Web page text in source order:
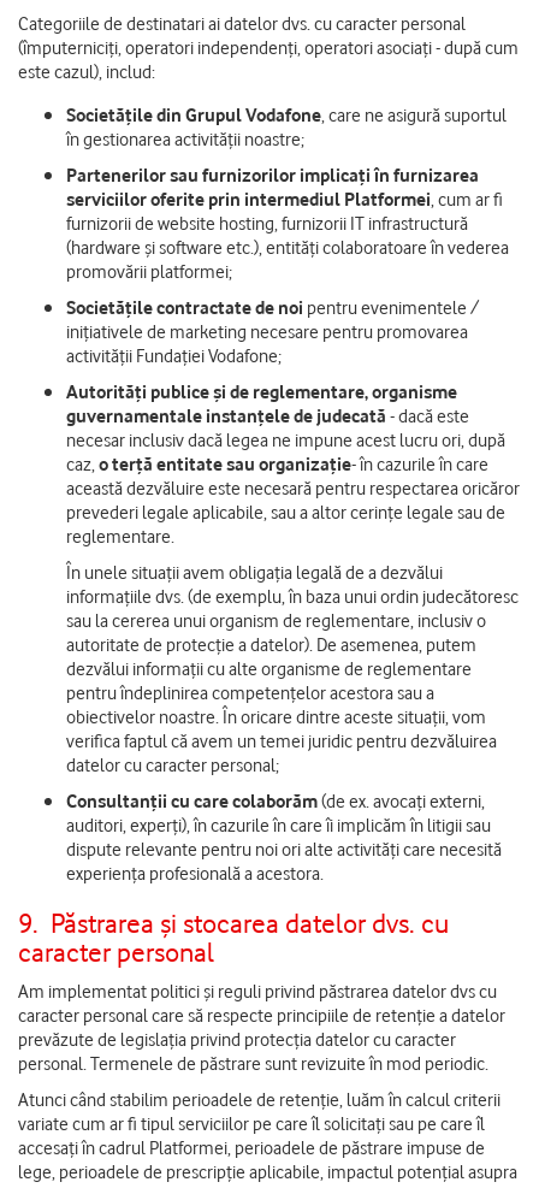
Categoriile de destinatari ai datelor dvs. cu caracter personal
(împuterniciți, operatori independenți, operatori asociați - după cum
este cazul), includ:
Societățile din Grupul Vodafone, care ne asigură suportul
în gestionarea activității noastre;
Partenerilor sau furnizorilor implicați în furnizarea
serviciilor oferite prin intermediul Platformei, cum ar fi
furnizorii de website hosting, furnizorii IT infrastructură
(hardware și software etc.), entități colaboratoare în vederea
promovării platformei;
Societățile contractate de noi pentru evenimentele /
inițiativele de marketing necesare pentru promovarea
activității Fundației Vodafone;
Autorități publice și de reglementare, organisme
guvernamentale instanțele de judecată - dacă este
necesar inclusiv dacă legea ne impune acest lucru ori, după
caz,o terță entitate sau organizație- în cazurile în care
această dezvăluire este necesară pentru respectarea oricăror
prevederi legale aplicabile, sau a altor cerințe legale sau de
reglementare.
În unele situații avem obligația legală de a dezvălui
informațiile dvs. (de exemplu, în baza unui ordin judecătoresc
sau la cererea unui organism de reglementare, inclusiv o
autoritate de protecție a datelor). De asemenea, putem
dezvălui informații cu alte organisme de reglementare
pentru îndeplinirea competențelor acestora sau a
obiectivelor noastre. În oricare dintre aceste situații, vom
verifica faptul că avem un temei juridic pentru dezvăluirea
datelor cu caracter personal;
Consultanții cu care colaborăm(de ex. avocați externi,
auditori, experți), în cazurile în care îi implicăm în litigii sau
dispute relevante pentru noi ori alte activități care necesită
experiența profesională a acestora.
9. Păstrarea și stocarea datelor dvs. cu
caracter personal
Am implementat politici și reguli privind păstrarea datelor dvs cu
caracter personal care să respecte principiile de retenție a datelor
prevăzute de legislația privind protecția datelor cu caracter
personal. Termenele de păstrare sunt revizuite în mod periodic.
Atunci când stabilim perioadele de retenție, luăm în calcul criterii
variate cum ar fi tipul serviciilor pe care îl solicitați sau pe care îl
accesați în cadrul Platformei, perioadele de păstrare impuse de
lege, perioadele de prescripție aplicabile, impactul potențial asupra